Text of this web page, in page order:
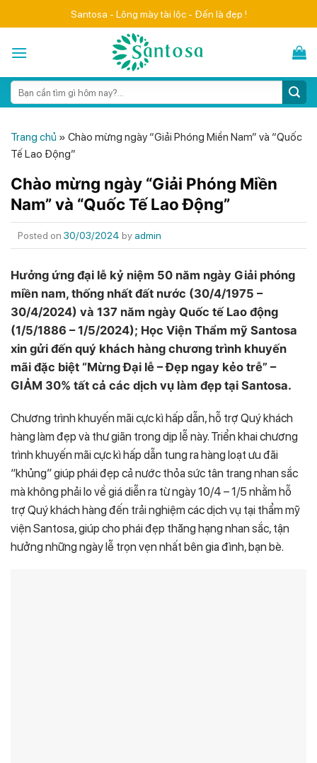
to
Santosa - Lông mày tài lộc - Đến là đẹp !
Search
for:
Trang chủ » Chào mừng ngày “Giải Phóng Miền Nam” và “Quốc
Tế Lao Động”
Chào mừng ngày “Giải Phóng Miền
Nam” và “Quốc Tế Lao Động”
Posted on 30/03/2024 by admin
Hưởng ứng đại lễ kỷ niệm 50 năm ngày Giải phóng
miền nam, thống nhất đất nước (30/4/1975 –
30/4/2024) và 137 năm ngày Quốc tế Lao động
(1/5/1886 – 1/5/2024); Học Viện Thẩm mỹ Santosa
xin gửi đến quý khách hàng chương trình khuyến
mãi đặc biệt “Mừng Đại lễ – Đẹp ngay kẻo trễ” –
GIẢM 30% tất cả các dịch vụ làm đẹp tại Santosa.
Chương trình khuyến mãi cực kì hấp dẫn, hỗ trợ Quý khách
hàng làm đẹp và thư giãn trong dịp lễ này. Triển khai chương
trình khuyến mãi cực kì hấp dẫn tung ra hàng loạt ưu đãi
“khủng” giúp phái đẹp cả nước thỏa sức tân trang nhan sắc
mà không phải lo về giá diễn ra từ ngày 10/4 – 1/5 nhằm hỗ
trợ Quý khách hàng đến trải nghiệm các dịch vụ tại thẩm mỹ
viện Santosa, giúp cho phái đẹp thăng hạng nhan sắc, tận
hưởng những ngày lễ trọn vẹn nhất bên gia đình, bạn bè.